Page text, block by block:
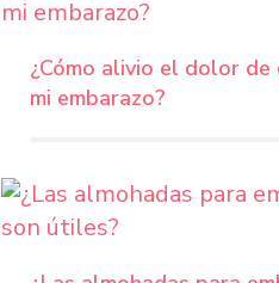
¿Cómo alivio el dolor
mi embarazo?